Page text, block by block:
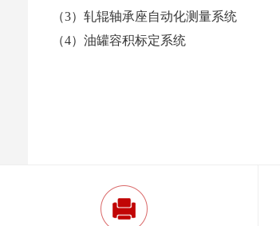
（3）轧辊轴承座自动化测量系统
（4）油罐容积标定系统